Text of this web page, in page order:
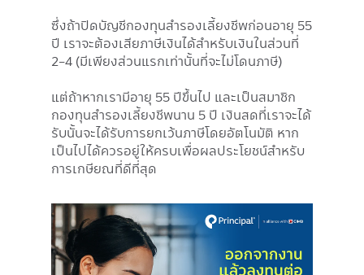
ซึ่งถ้าปิดบัญชีกองทุนสำรองเลี้ยงชีพก่อนอายุ 55
ปี เราจะต้องเสียภาษีเงินได้สำหรับเงินในส่วนที่
2-4 (มีเพียงส่วนแรกเท่านั้นที่จะไม่โดนภาษี)
แต่ถ้าหากเรามีอายุ 55 ปีขึ้นไป และเป็นสมาชิก
กองทุนสำรองเลี้ยงชีพนาน 5 ปี เงินสดที่เราจะได้
รับนั้นจะได้รับการยกเว้นภาษีโดยอัตโนมัติ หาก
เป็นไปได้ควรอยู่ให้ครบเพื่อผลประโยชน์สำหรับ
การเกษียณที่ดีที่สุด